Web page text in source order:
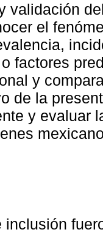
validación
el
factores
y
de la
y evaluar
inclusión